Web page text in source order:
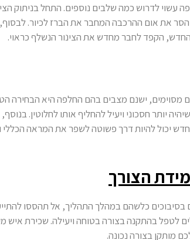
לדרוש כמה שלבים נוספים. התחל בניתוק
הסר את אום ההרכבה המחבר את הברז לכיור.
הקפד לחבר מחדש את הצינור הנשלף כראוי.
מסוימים, ישנם מצבים בהם החלפה היא הבחירה
יותר חסכוני ויעיל להחליף אותו לחלוטין.
יכול להיות דרך פשוטה לשפר את המראה הכללי
הצורך
בסיבוכים כלשהם במהלך התהליך, אל תהססו
לטפל בהתקנה בצורה בטוחה ויעילה. שכירת איש
מותקן בצורה נכונה.